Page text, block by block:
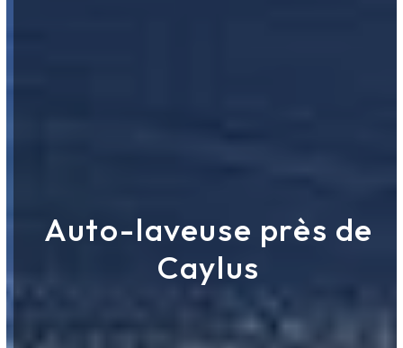
Auto-laveuse près de
Caylus